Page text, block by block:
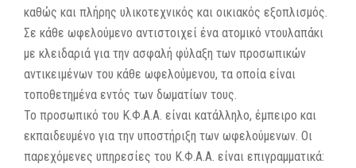
καθώς και πλήρης υλικοτεχνικός και οικιακός εξοπλισμός.
Σε κάθε ωφελούμενο αντιστοιχεί ένα ατομικό ντουλαπάκι
με κλειδαριά για την ασφαλή φύλαξη των προσωπικών
αντικειμένων του κάθε ωφελούμενου, τα οποία είναι
τοποθετημένα εντός των δωματίων τους.
Το προσωπικό του Κ.Φ.Α.Α. είναι κατάλληλο, έμπειρο και
εκπαιδευμένο για την υποστήριξη των ωφελούμενων. Οι
παρεχόμενες υπηρεσίες του Κ.Φ.Α.Α. είναι επιγραμματικά: